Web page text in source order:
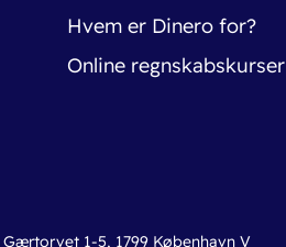
Hvem er Dinero for?
Online regnskabskurser
1-5, 1799 København V